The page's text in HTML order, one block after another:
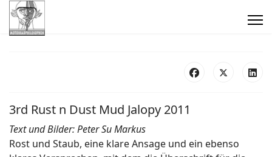
3rd Rust n Dust Mud Jalopy 2011
Text und Bilder: Peter Su Markus
Rost und Staub, eine klare Ansage und ein ebenso